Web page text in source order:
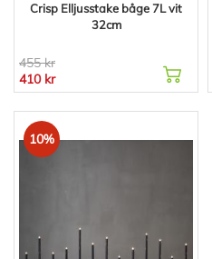
Crisp Elljusstake båge 7L vit
32cm
455 kr
410 kr
10%